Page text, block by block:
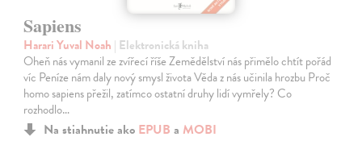
Sapiens
Harari Yuval Noah | Elektronická kniha
Oheň nás vymanil ze zvířecí říše Zemědělství nás přimělo chtít pořád
víc Peníze nám daly nový smysl života Věda z nás učinila hrozbu Proč
homo sapiens přežil, zatímco ostatní druhy lidí vymřely? Co
rozhodlo…
Na stiahnutie ako EPUB a MOBI